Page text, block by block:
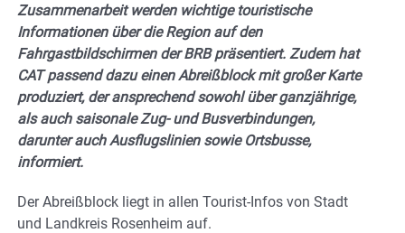
Zusammenarbeit werden wichtige touristische
Informationen über die Region auf den
Fahrgastbildschirmen der BRB präsentiert. Zudem hat
CAT passend dazu einen Abreißblock mit großer Karte
produziert, der ansprechend sowohl über ganzjährige,
als auch saisonale Zug- und Busverbindungen,
darunter auch Ausflugslinien sowie Ortsbusse,
informiert.
Der Abreißblock liegt in allen Tourist-Infos von Stadt
und Landkreis Rosenheim auf.